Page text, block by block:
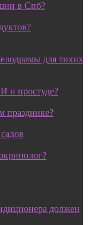
в Спб?
для тихих
и простуде?
празднике?
должен